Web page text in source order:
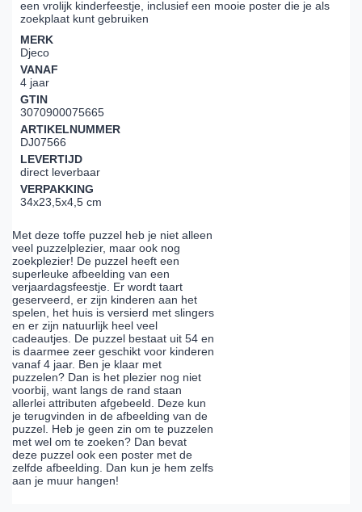
een vrolijk kinderfeestje, inclusief een mooie poster die je als
zoekplaat kunt gebruiken
MERK
Djeco
VANAF
4 jaar
GTIN
3070900075665
ARTIKELNUMMER
DJ07566
LEVERTIJD
direct leverbaar
VERPAKKING
34x23,5x4,5 cm
Met deze toffe puzzel heb je niet alleen
veel puzzelplezier, maar ook nog
zoekplezier! De puzzel heeft een
superleuke afbeelding van een
verjaardagsfeestje. Er wordt taart
geserveerd, er zijn kinderen aan het
spelen, het huis is versierd met slingers
en er zijn natuurlijk heel veel
cadeautjes. De puzzel bestaat uit 54 en
is daarmee zeer geschikt voor kinderen
vanaf 4 jaar. Ben je klaar met
puzzelen? Dan is het plezier nog niet
voorbij, want langs de rand staan
allerlei attributen afgebeeld. Deze kun
je terugvinden in de afbeelding van de
puzzel. Heb je geen zin om te puzzelen
met wel om te zoeken? Dan bevat
deze puzzel ook een poster met de
zelfde afbeelding. Dan kun je hem zelfs
aan je muur hangen!